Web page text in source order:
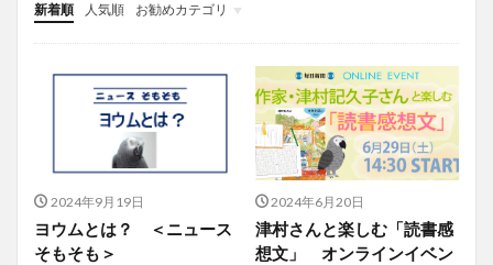
新着順 人気順
お勧めカテゴリ
投稿
学び
マンガ
電子書籍
2024年9月19日
ヨウムとは？ ＜ニュース
そもそも＞
2024年6月20日
津村さんと楽しむ「読書感
想文」 オンラインイベン